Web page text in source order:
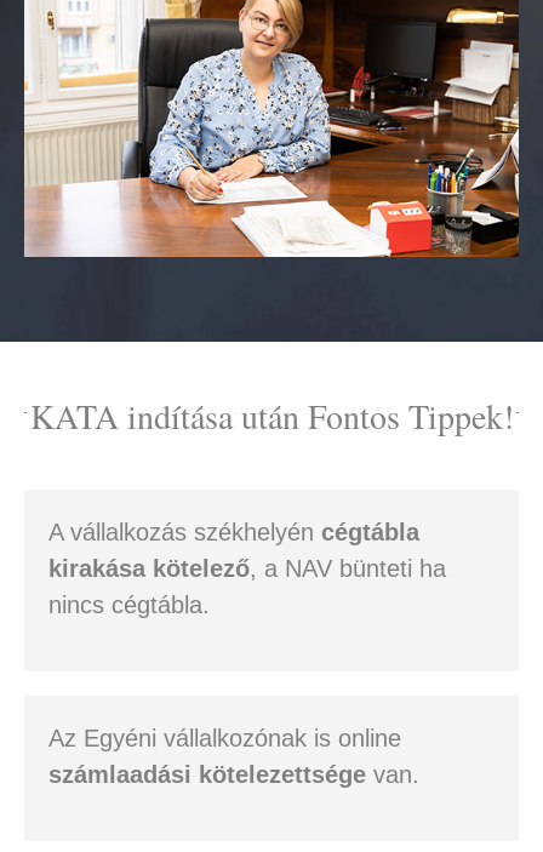
KATA indítása után Fontos Tippek!
A vállalkozás székhelyén cégtábla
kirakása kötelező, a NAV bünteti ha
nincs cégtábla.
Az Egyéni vállalkozónak is online
számlaadási kötelezettségevan.